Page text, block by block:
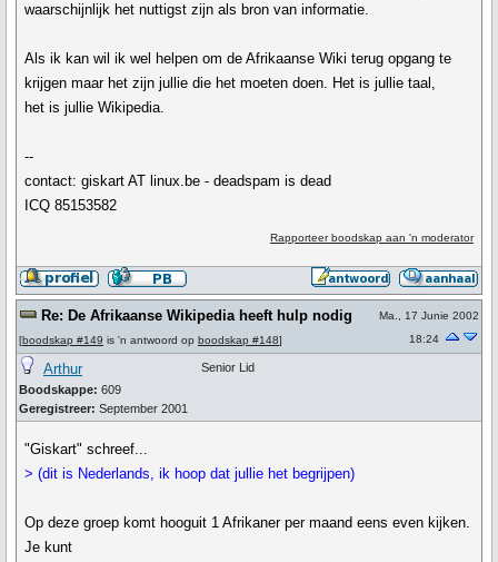
waarschijnlijk het nuttigst zijn als bron van informatie.
Als ik kan wil ik wel helpen om de Afrikaanse Wiki terug opgang te
krijgen maar het zijn jullie die het moeten doen. Het is jullie taal,
het is jullie Wikipedia.
--
contact: giskart AT linux.be - deadspam is dead
ICQ 85153582
Rapporteer boodskap aan 'n moderator
Re: De Afrikaanse Wikipedia heeft hulp nodig
[boodskap #149 is 'n antwoord op boodskap #148]
Ma., 17 Junie 2002
18:24
Arthur
Boodskappe: 609
Geregistreer: September 2001
Senior Lid
"Giskart" schreef...
> (dit is Nederlands, ik hoop dat jullie het begrijpen)
Op deze groep komt hooguit 1 Afrikaner per maand eens even kijken.
Je kunt